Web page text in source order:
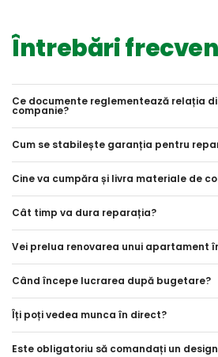
Întrebări
Ce documente reglementează relația
companie?
Cum se stabilește garanția pentru
Cine va cumpăra și livra materiale de
Cât timp va dura reparația?
Vei prelua renovarea unui apartament
Când începe lucrarea după bugetare?
Îți poți vedea munca în direct?
Este obligatoriu să comandați un